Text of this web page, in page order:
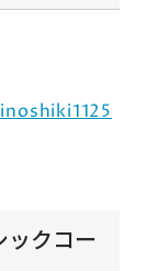
クコー